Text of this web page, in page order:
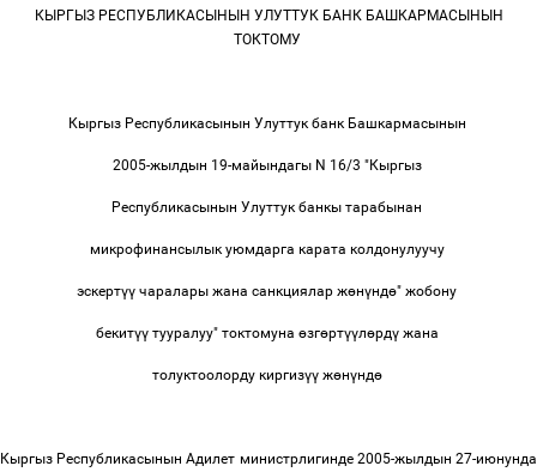
КЫРГЫЗ РЕСПУБЛИКАСЫНЫН УЛУТТУК БАНК БАШКАРМАСЫНЫН
ТОКТОМУ
Кыргыз Республикасынын Улуттук банк Башкармасынын
2005-жылдын 19-майындагы N 16/3 "Кыргыз
Республикасынын Улуттук банкы тарабынан
микрофинансылык уюмдарга карата колдонулуучу
эскертүү чаралары жана санкциялар жөнүндө" жобону
бекитүүтууралуу" токтомуна өзгөртүүлөрдүжана
толуктоолорду киргизүү жөнүндө
Кыргыз Республикасынын Адилет министрлигинде 2005-жылдын 27-июнунда